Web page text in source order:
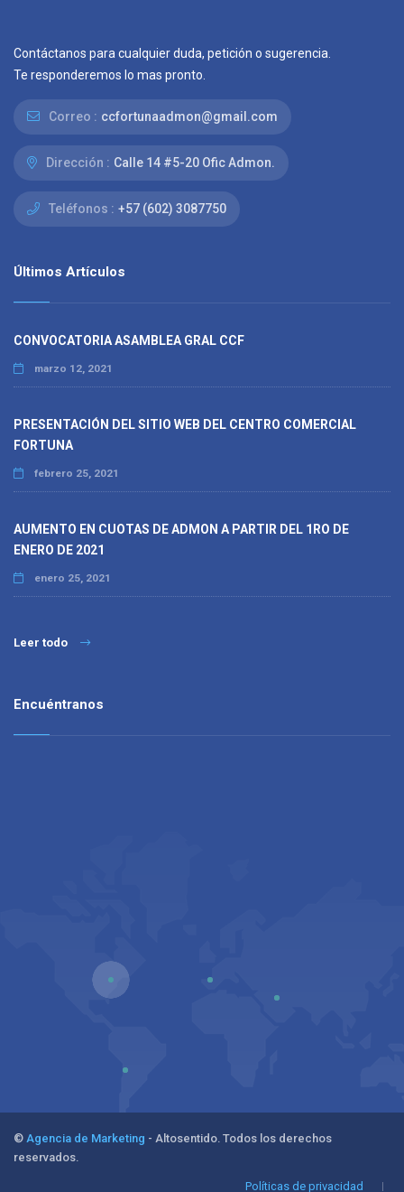
Contáctanos para cualquier duda, petición o sugerencia.
Te responderemos lo mas pronto.
Correo : ccfortunaadmon@gmail.com
Dirección : Calle 14 #5-20 Ofic Admon.
Teléfonos : +57 (602) 3087750
Últimos Artículos
CONVOCATORIA ASAMBLEA GRAL CCF
marzo 12, 2021
PRESENTACIÓN DEL SITIO WEB DEL CENTRO COMERCIAL
FORTUNA
febrero 25, 2021
AUMENTO EN CUOTAS DE ADMON A PARTIR DEL 1RO DE
ENERO DE 2021
enero 25, 2021
Leer todo
Encuéntranos
© Agencia de Marketing - Altosentido. Todos los derechos
reservados.
Políticas de privacidad